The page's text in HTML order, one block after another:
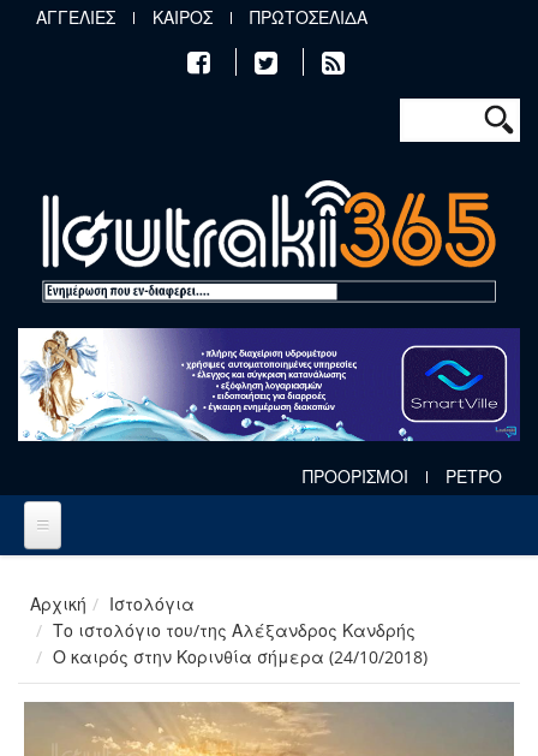
Παράκαμψη προς το κυρίως περιεχόμενο
ΑΓΓΕΛΙΕΣ ΚΑΙΡΟΣ ΠΡΩΤΟΣΕΛΙΔΑ
Φόρμα
Αναζήτηση
ΠΡΟΟΡΙΣΜΟΙ ΡΕΤΡΟ
Αρχική
Ιστολόγια
Το ιστολόγιο του/της Αλέξανδρος Κανδρής
Ο καιρός στην Κορινθία σήμερα (24/10/2018)